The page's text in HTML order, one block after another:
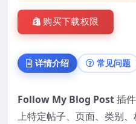
购买下载权限
详情介绍 常见问题
Follow My Blog Post插
上特定帖子、页面、类别、